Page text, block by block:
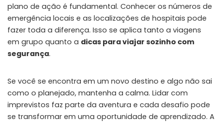
plano de ação é fundamental. Conhecer os números de
emergência locais e as localizações de hospitais pode
fazer toda a diferença. Isso se aplica tanto a viagens
em grupo quanto a dicas para viajar sozinho com
segurança.
Se você se encontra em um novo destino e algo não sai
como o planejado, mantenha a calma. Lidar com
imprevistos faz parte da aventura e cada desafio pode
se transformar em uma oportunidade de aprendizado. A